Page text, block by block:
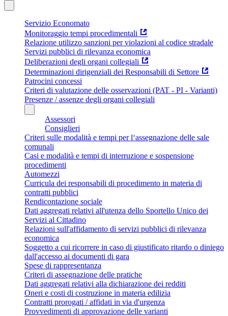
Servizio Economato
Monitoraggio tempi procedimentali
Relazione utilizzo sanzioni per violazioni al codice stradale
Servizi pubblici di rilevanza economica
Deliberazioni degli organi collegiali
Determinazioni dirigenziali dei Responsabili di Settore
Patrocini concessi
Criteri di valutazione delle osservazioni (PAT - PI - Varianti)
Presenze / assenze degli organi collegiali
Assessori
Consiglieri
Criteri sulle modalità e tempi per l‘assegnazione delle sale
comunali
Casi e modalità e tempi di interruzione e sospensione
procedimenti
Automezzi
Curricula dei responsabili di procedimento in materia di
contratti pubblici
Rendicontazione sociale
Dati aggregati relativi all'utenza dello Sportello Unico dei
Servizi al Cittadino
Relazioni sull'affidamento di servizi pubblici di rilevanza
economica
Soggetto a cui ricorrere in caso di giustificato ritardo o diniego
dall'accesso ai documenti di gara
Spese di rappresentanza
Criteri di assegnazione delle pratiche
Dati aggregati relativi alla dichiarazione dei redditi
Oneri e costi di costruzione in materia edilizia
Contratti prorogati / affidati in via d'urgenza
Provvedimenti di approvazione delle varianti